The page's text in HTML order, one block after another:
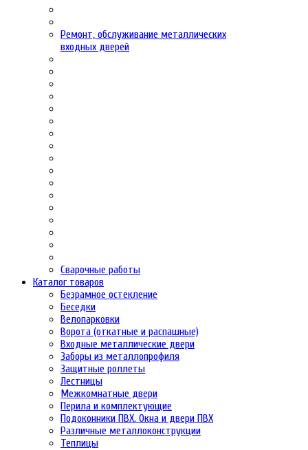
Ремонт, обслуживание металлических
входных дверей
Сварочные работы
Каталог товаров
Безрамное остекление
Беседки
Велопарковки
Ворота (откатные и распашные)
Входные металлические двери
Заборы из металлопрофиля
Защитные роллеты
Лестницы
Межкомнатные двери
Перила и комплектующие
Подоконники ПВХ. Окна и двери ПВХ
Различные металлоконструкции
Теплицы